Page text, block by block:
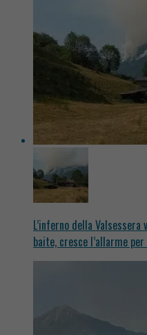
L’inferno della
baite, cresce l’allarme per